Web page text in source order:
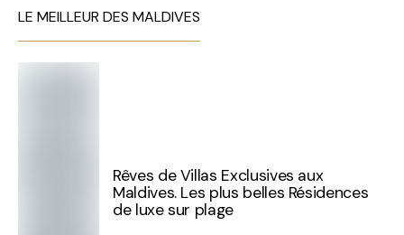
LE MEILLEUR DES MALDIVES
Rêves de Villas Exclusives aux
Maldives. Les plus belles Résidences
de luxe sur plage